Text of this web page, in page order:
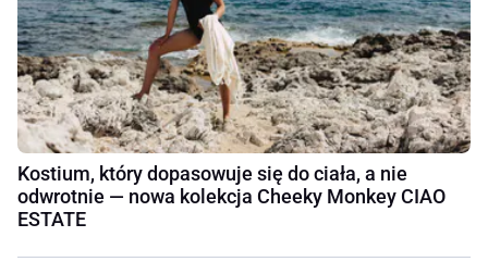
Kostium, który dopasowuje się do ciała, a nie
odwrotnie — nowa kolekcja Cheeky Monkey CIAO
ESTATE